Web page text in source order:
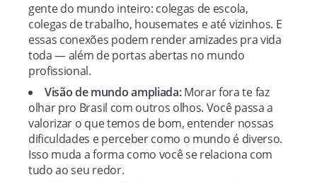
gente do mundo inteiro: colegas de escola,
colegas de trabalho, housemates e até vizinhos. E
essas conexões podem render amizades pra vida
toda — além de portas abertas no mundo
profissional.
Visão de mundo ampliada:Morar fora te faz
olhar pro Brasil com outros olhos. Você passa a
valorizar o que temos de bom, entender nossas
dificuldades e perceber como o mundo é diverso.
Isso muda a forma como você se relaciona com
tudo ao seu redor.